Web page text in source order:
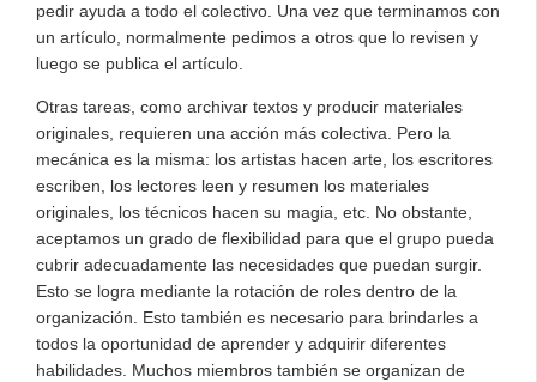
pedir ayuda a todo el colectivo. Una vez que terminamos con
un artículo, normalmente pedimos a otros que lo revisen y
luego se publica el artículo.
Otras tareas, como archivar textos y producir materiales
originales, requieren una acción más colectiva. Pero la
mecánica es la misma: los artistas hacen arte, los escritores
escriben, los lectores leen y resumen los materiales
originales, los técnicos hacen su magia, etc. No obstante,
aceptamos un grado de flexibilidad para que el grupo pueda
cubrir adecuadamente las necesidades que puedan surgir.
Esto se logra mediante la rotación de roles dentro de la
organización. Esto también es necesario para brindarles a
todos la oportunidad de aprender y adquirir diferentes
habilidades. Muchos miembros también se organizan de